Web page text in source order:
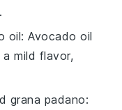
oil: Avocado oil
mild flavor,
grana padano: